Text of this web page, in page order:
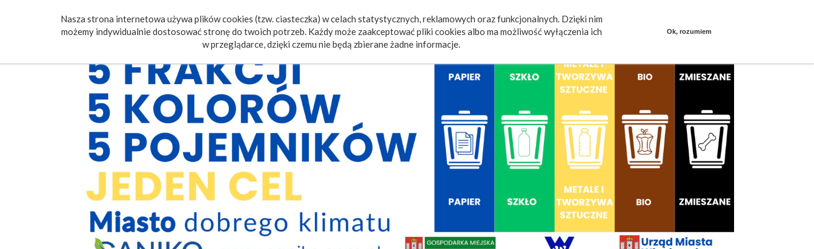
Nasza strona internetowa używa plików cookies (tzw. ciasteczka) w celach statystycznych, reklamowych oraz funkcjonalnych. Dzięki nim
możemy indywidualnie dostosować stronę do twoich potrzeb. Każdy może zaakceptować pliki cookies albo ma możliwość wyłączenia ich
w przeglądarce, dzięki czemu nie będą zbierane żadne informacje.
Ok, rozumiem
Poczta Wydarzenia Ogłoszenia Video Fotorelacje Mieszkańcy mówią